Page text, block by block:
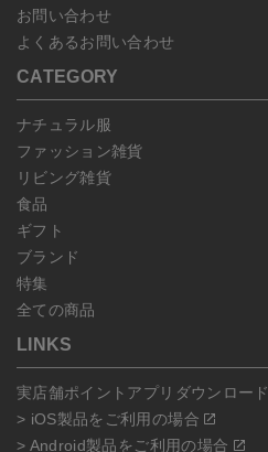
お問い合わせ
よくあるお問い合わせ
CATEGORY
ナチュラル服
ファッション雑貨
リビング雑貨
食品
ギフト
ブランド
特集
全ての商品
LINKS
実店舗ポイントアプリダウンロード
> iOS製品をご利用の場合
> Android製品をご利用の場合